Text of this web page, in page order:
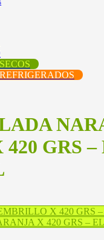
GRS –
X 420 GRS
X 420 GRS –